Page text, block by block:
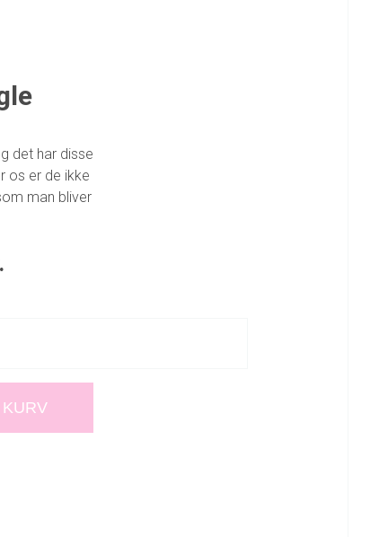
det har disse
os er de ikke
man bliver